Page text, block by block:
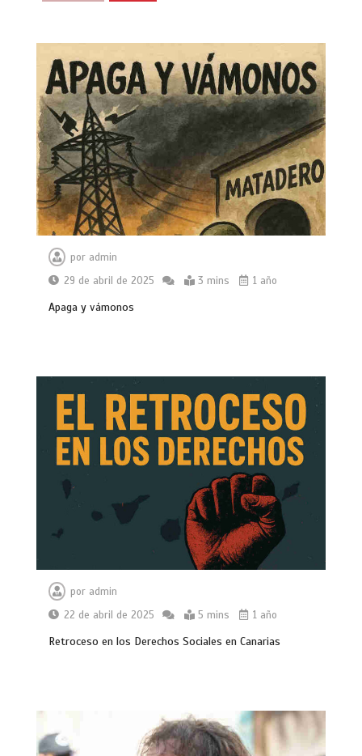
por admin
29 de abril de 2025
3 mins 1 año
Apaga y vámonos
por admin
22 de abril de 2025
5 mins 1 año
Retroceso en los Derechos Sociales en Canarias